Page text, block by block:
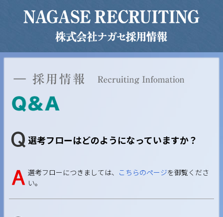
選考フローはどのようになっていますか？
選考フローにつきましては、 こちらのページを御覧くださ
い。